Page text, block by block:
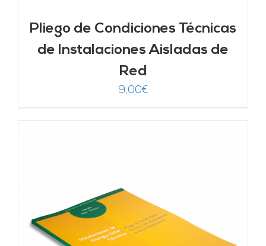
Pliego de Condiciones Técnicas
de Instalaciones Aisladas de
Red
9,00€